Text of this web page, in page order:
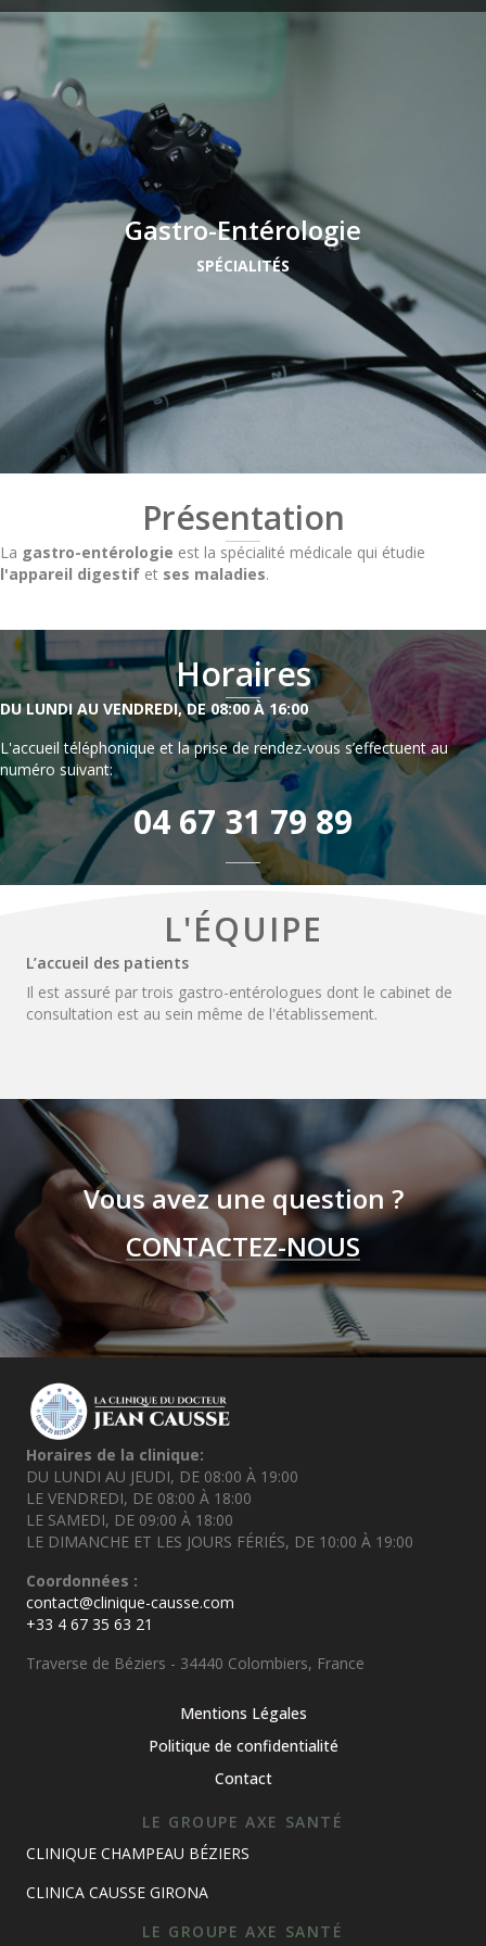
Gastro-Entérologie
SPÉCIALITÉS
Présentation
La gastro-entérologie est la spécialité médicale qui étudie
l'appareil digestif et ses maladies.
Horaires
DU LUNDI AU VENDREDI, DE 08:00 À 16:00
L'accueil téléphonique et la prise de rendez-vous s’effectuent au
numéro suivant:
04 67 31 79 89
L'ÉQUIPE
L’accueil des patients
Il est assuré par trois gastro-entérologues dont le cabinet de
consultation est au sein même de l'établissement.
Vous avez une question ?
CONTACTEZ-NOUS
Horaires de la clinique:
DU LUNDI AU JEUDI, DE 08:00 À 19:00
LE VENDREDI, DE 08:00 À 18:00
LE SAMEDI, DE 09:00 À 18:00
LE DIMANCHE ET LES JOURS FÉRIÉS, DE 10:00 À 19:00
Coordonnées :
contact@clinique-causse.com
+33 4 67 35 63 21
Traverse de Béziers - 34440 Colombiers, France
Mentions Légales
Politique de confidentialité
Contact
LE GROUPE AXE SANTÉ
CLINIQUE CHAMPEAU BÉZIERS
CLINICA CAUSSE GIRONA
LE GROUPE AXE SANTÉ